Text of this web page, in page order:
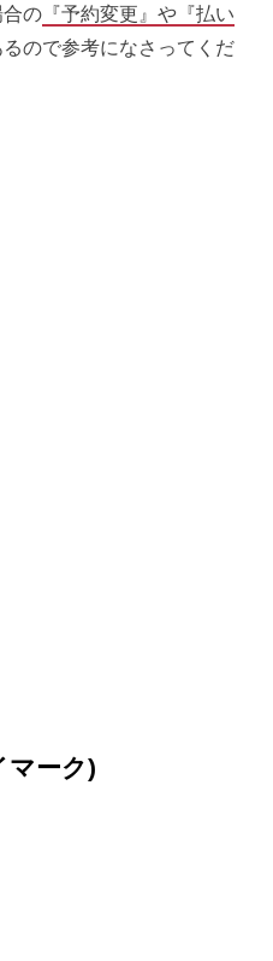
合の 『予約変更』や『払い
ので参考になさってくだ
マーク)